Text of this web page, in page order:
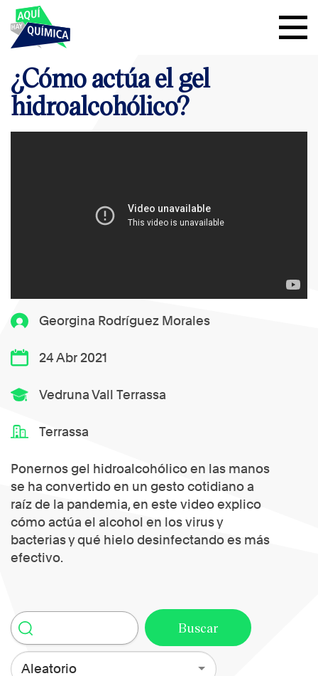
Georgina Rodríguez Morales
24 Abr 2021
Vedruna Vall Terrassa
Terrassa
Ponernos gel hidroalcohólico en las manos
se ha convertido en un gesto cotidiano a
raíz de la pandemia, en este video explico
cómo actúa el alcohol en los virus y
bacterias y qué hielo desinfectando es más
efectivo.
¿Cómo actúa el gel
hidroalcohólico?
Aleatorio